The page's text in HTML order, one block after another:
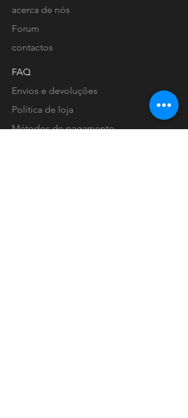
acerca de nós
Forum
contactos
FAQ
Envios e devoluções
Política de loja
Métodos de pagamento